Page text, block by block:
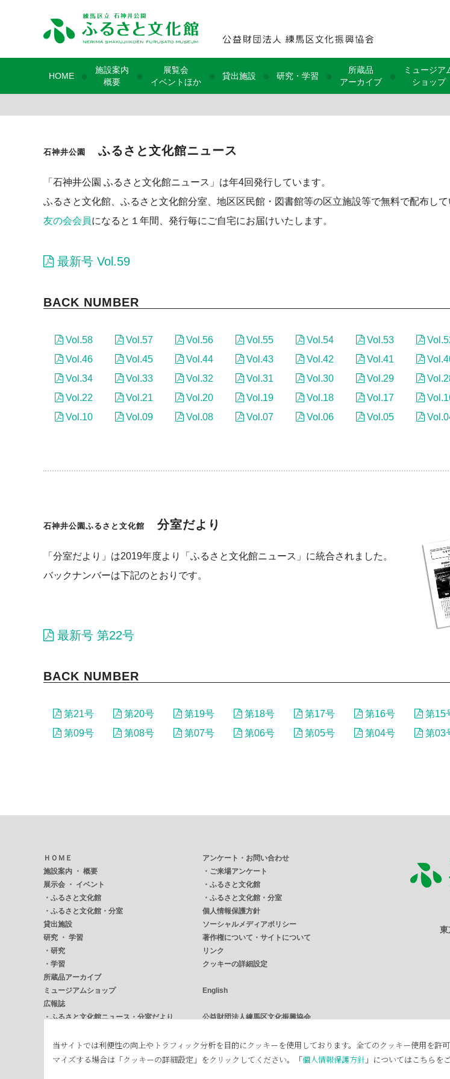
HOME
施設案内
概要
展覧会
イベントほか
貸出施設 研究・学習
所蔵品
アーカイブ
ミュージア
ショップ
石神井公園 ふるさと文化館ニュース
「石神井公園 ふるさと文化館ニュース」は年4回発行しています。
ふるさと文化館、ふるさと文化館分室、地区区民館・図書館等の区立施設等で無料で配布して
友の会会員になると１年間、発行毎にご自宅にお届けいたします。
最新号 Vol.59
BACK NUMBER
Vol.58 Vol.57 Vol.56 Vol.55 Vol.54 Vol.53
Vol.46
Vol.45 Vol.44 Vol.43 Vol.42 Vol.41
Vol.34
Vol.33 Vol.32 Vol.31 Vol.30 Vol.29
Vol.22
Vol.21 Vol.20 Vol.19 Vol.18 Vol.17
Vol.10
Vol.09 Vol.08 Vol.07 Vol.06 Vol.05
石神井公園ふるさと文化館 分室だより
「分室だより」は2019年度より「ふるさと文化館ニュース」に統合されました。
バックナンバーは下記のとおりです。
最新号 第22号
BACK NUMBER
第21号 第20号 第19号 第18号 第17号 第16号 第15
第09号
第08号 第07号 第06号 第05号 第04号 第03
ＨＯＭＥ
施設案内 ・ 概要
展示会 ・ イベント
・ ふるさと文化館
・ ふるさと文化館・分室
貸出施設
研究 ・ 学習
・ 研究
・ 学習
所蔵品アーカイブ
ミュージアムショップ
広報誌
・ ふるさと文化館ニュース・分室だより
アクセス・バリアフリー
アクセス
アンケート・お問い合わせ
・ ご来場アンケート
・ ふるさと文化館
・ ふるさと文化館・分室
個人情報保護方針
ソーシャルメディアポリシー
著作権について・サイトについて
リンク
クッキーの詳細設定
English
公益財団法人練馬区文化振興協会
練馬区立大泉学園ゆめりあホール
練馬区立美術館
東
当サイトでは利便性の向上やトラフィック分析を目的にクッキーを使用しております。全てのクッキー使用を許
マイズする場合は「クッキーの詳細設定」をクリックしてください。「個人情報保護方針 」についてはこちらを